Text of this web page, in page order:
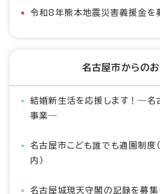
令和8年熊本地震災害義援金を
名古屋市からの
結婚新生活を応援します！―名
事業―
名古屋市こども誰でも通園制度
内）
名古屋城現天守閣の記録を募集